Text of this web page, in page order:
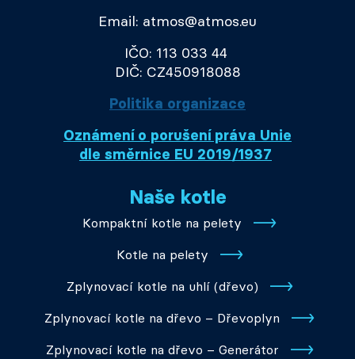
Email: atmos@atmos.eu
IČO: 113 033 44
DIČ: CZ450918088
Politika organizace
Oznámení o porušení práva Unie
dle směrnice EU 2019/1937
Naše kotle
Kompaktní kotle na pelety
Kotle na pelety
Zplynovací kotle na uhlí (dřevo)
Zplynovací kotle na dřevo – Dřevoplyn
Zplynovací kotle na dřevo – Generátor